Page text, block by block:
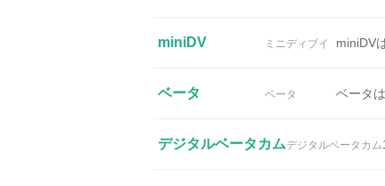
miniDV ミニディブイ miniDV
ベータ ベータ ベータ
デジタルベータカムデジタルベータカム